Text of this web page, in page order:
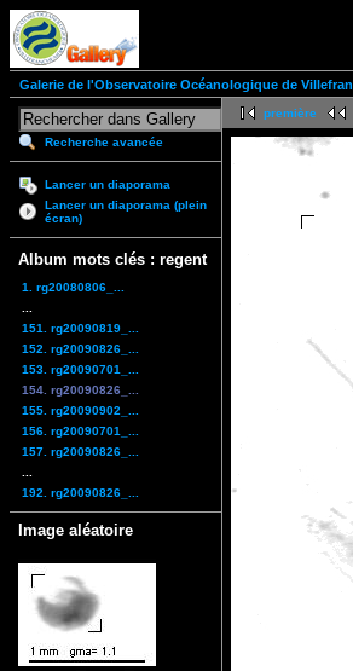
Galerie de l'Observatoire Océanologique de
Recherche avancée
Lancer un diaporama
Lancer un diaporama (plein
écran)
Album mots clés : regent
1. rg20080806_...
151. rg20090819_...
152. rg20090826_...
153. rg20090701_...
154. rg20090826_...
155. rg20090902_...
156. rg20090701_...
157. rg20090826_...
192. rg20090826_...
Image aléatoire
première